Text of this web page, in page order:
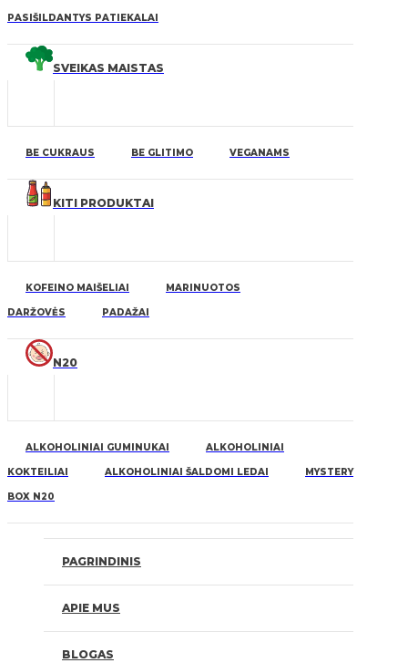
PASIŠILDANTYS PATIEKALAI
SVEIKAS MAISTAS
BE CUKRAUS BE GLITIMO VEGANAMS
KITI PRODUKTAI
KOFEINO MAIŠELIAI MARINUOTOS
DARŽOVĖS PADAŽAI
N20
ALKOHOLINIAI GUMINUKAI ALKOHOLINIAI
KOKTEILIAI ALKOHOLINIAI ŠALDOMI LEDAI MYSTERY
BOX N20
PAGRINDINIS
APIE MUS
BLOGAS